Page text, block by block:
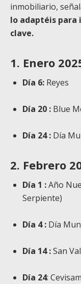
inmobiliario,
lo adaptéis para
clave.
1. Enero
Día 6: Reyes
Día 20 : Blue
Día 24 : Día
2. Febrero
Día 1 :Año
Serpiente)
Día 4 : Día
Día 14 :San
Día 24: